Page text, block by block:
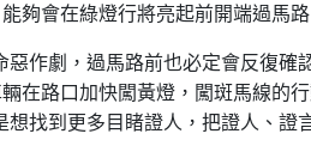
夠會在綠燈行將亮起前開端過馬
惡作劇，過馬路前也必定會反復確
在路口加快闖黃燈，闖斑馬線的
想找到更多目睹證人，把證人、證